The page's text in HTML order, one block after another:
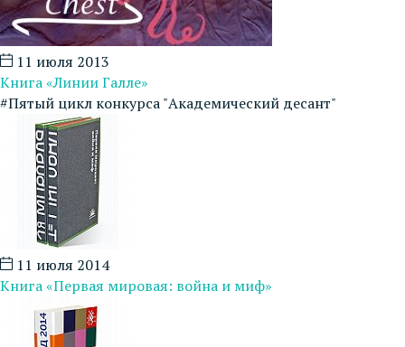
11 июля 2013
Книга «Линии Галле»
#Пятый цикл конкурса "Академический десант"
11 июля 2014
Книга «Первая мировая: война и миф»